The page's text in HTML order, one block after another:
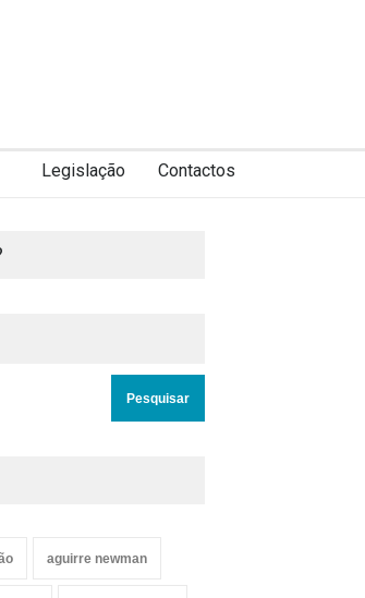
Legislação Contactos
aguirre newman